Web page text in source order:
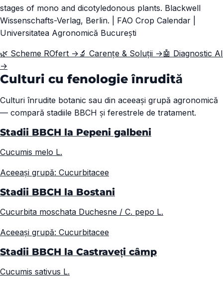
stages of mono and dicotyledonous plants. Blackwell
Wissenschafts-Verlag, Berlin. | FAO Crop Calendar |
Universitatea Agronomică București
🌿 Scheme ROfert → 🔬 Carențe & Soluții →🤖 Diagnostic AI
→
Culturi cu fenologie înrudită
Culturi înrudite botanic sau din aceeași grupă agronomică
— compară stadiile BBCH și ferestrele de tratament.
Stadii BBCH la Pepeni galbeni
Cucumis melo L.
Aceeași grupă: Cucurbitacee
Stadii BBCH la Bostani
Cucurbita moschata Duchesne / C. pepo L.
Aceeași grupă: Cucurbitacee
Stadii BBCH la Castraveți câmp
Cucumis sativus L.